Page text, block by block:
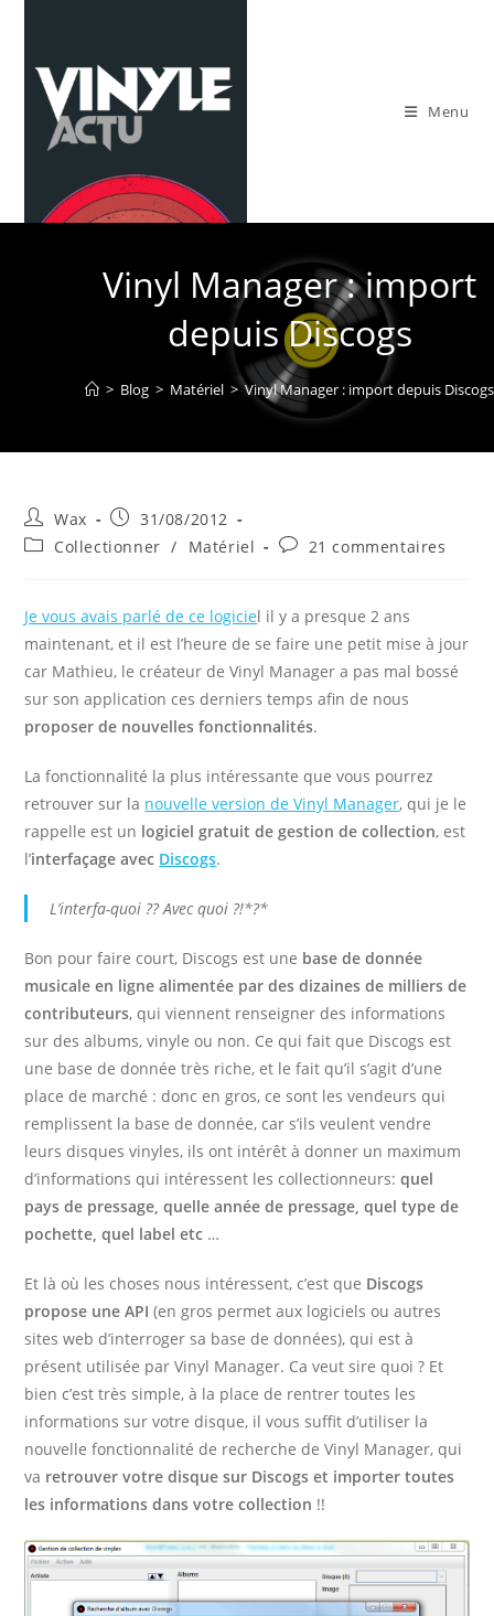
content
Menu
Vinyl Manager : import
depuis Discogs
> Blog > Matériel > Vinyl Manager : import depuis Discogs
Auteur/autrice
de
la
Wax
Publication
publiée :
31/08/2012
PostCollectionner / Matériel
Commentaires
publication :
21 commentaires
Je vous avais parlé de ce logiciel il y a presque 2 ans
maintenant, et il est l’heure de se faire une petit mise à jour
car Mathieu, le créateur de Vinyl Manager a pas mal bossé
sur son application ces derniers temps afin de nous
proposer de nouvelles fonctionnalités.
La fonctionnalité la plus intéressante que vous pourrez
retrouver sur la nouvelle version de Vinyl Manager, qui je le
rappelle est un logiciel gratuit de gestion de collection, est
l’interfaçage avec Discogs.
L’interfa-quoi ?? Avec quoi ?!*?*
Bon pour faire court, Discogs est une base de donnée
musicale en ligne alimentée par des dizaines de milliers de
contributeurs, qui viennent renseigner des informations
sur des albums, vinyle ou non. Ce qui fait que Discogs est
une base de donnée très riche, et le fait qu’il s’agit d’une
place de marché : donc en gros, ce sont les vendeurs qui
remplissent la base de donnée, car s’ils veulent vendre
leurs disques vinyles, ils ont intérêt à donner un maximum
d’informations qui intéressent les collectionneurs:quel
pays de pressage, quelle année de pressage, quel type de
pochette, quel label etc …
Et là où les choses nous intéressent, c’est que Discogs
propose une API(en gros permet aux logiciels ou autres
sites web d’interroger sa base de données), qui est à
présent utilisée par Vinyl Manager. Ca veut sire quoi ? Et
bien c’est très simple, à la place de rentrer toutes les
informations sur votre disque, il vous suffit d’utiliser la
nouvelle fonctionnalité de recherche de Vinyl Manager, qui
va retrouver votre disque sur Discogs et importer toutes
les informations dans votre collection !!